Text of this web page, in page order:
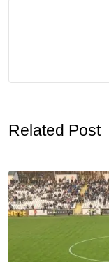
Related Post